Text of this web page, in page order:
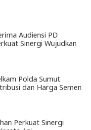
Audiensi PD
Sinergi Wujudkan
Polda Sumut
dan Harga Semen
Perkuat Sinergi